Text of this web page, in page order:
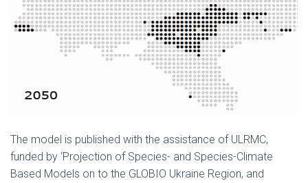
The model is published with the assistance of ULRMC,
funded by ‘Projection of Species- and Species-Climate
Based Models on to the GLOBIO Ukraine Region, and